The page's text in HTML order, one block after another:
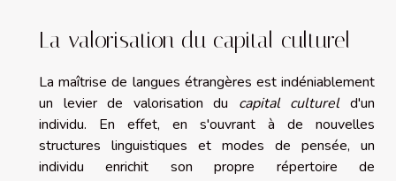
La valorisation du capital culturel
La maîtrise de langues étrangères est indéniablement
un levier de valorisation du capital cultureld'un
individu. En effet, en s'ouvrant à de nouvelles
structures linguistiques et modes de pensée, un
individu enrichit son propre répertoire de